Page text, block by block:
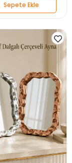
Sepete Ekle